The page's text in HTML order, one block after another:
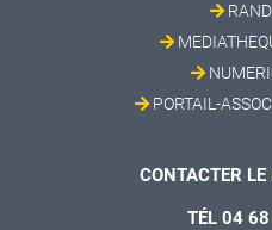
PORTAIL-
CONTACTER
TÉL 04